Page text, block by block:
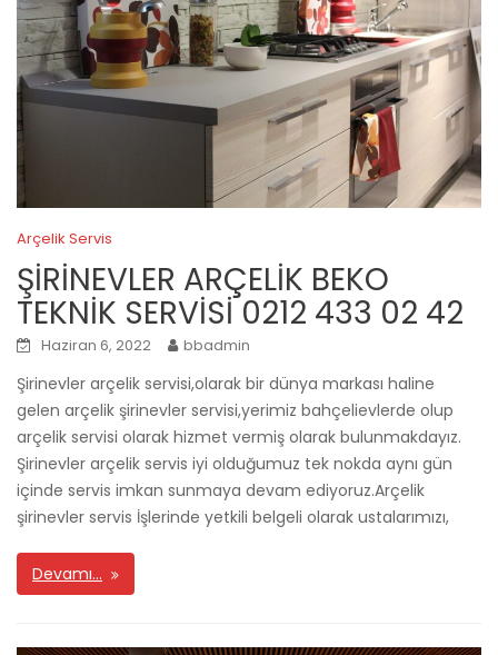
Arçelik Servis
ŞİRİNEVLER ARÇELİK BEKO
TEKNİK SERVİSİ 0212 433 02 42
Haziran 6, 2022 bbadmin
Şirinevler arçelik servisi,olarak bir dünya markası haline
gelen arçelik şirinevler servisi,yerimiz bahçelievlerde olup
arçelik servisi olarak hizmet vermiş olarak bulunmakdayız.
Şirinevler arçelik servis iyi olduğumuz tek nokda aynı gün
içinde servis imkan sunmaya devam ediyoruz.Arçelik
şirinevler servis İşlerinde yetkili belgeli olarak ustalarımızı,
Devamı…